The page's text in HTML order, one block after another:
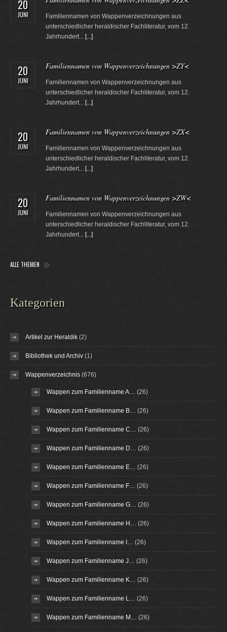
20
JUNI
Familiennamen von Wappenverzeichnungen aus
unterschiedlicher heraldischer Fachliteratur, vom 12.
Jahrhundert... [...]
20
JUNI
Familiennamen von Wappenverzeichnungen >ZY<
Familiennamen von Wappenverzeichnungen aus
unterschiedlicher heraldischer Fachliteratur, vom 12.
Jahrhundert... [...]
20
JUNI
Familiennamen von Wappenverzeichnungen >ZX<
Familiennamen von Wappenverzeichnungen aus
unterschiedlicher heraldischer Fachliteratur, vom 12.
Jahrhundert... [...]
20
JUNI
Familiennamen von Wappenverzeichnungen >ZW<
Familiennamen von Wappenverzeichnungen aus
unterschiedlicher heraldischer Fachliteratur, vom 12.
Jahrhundert... [...]
ALLE THEMEN
Kategorien
Artikel zur Heraldik (2)
Bibliothek und Archiv (1)
Wappenverzeichnis (676)
Wappen zum Familienname A… (26)
Wappen zum Familienname B… (26)
Wappen zum Familienname C… (26)
Wappen zum Familienname D… (26)
Wappen zum Familienname E… (26)
Wappen zum Familienname F… (26)
Wappen zum Familienname G… (26)
Wappen zum Familienname H… (26)
Wappen zum Familienname I… (26)
Wappen zum Familienname J… (26)
Wappen zum Familienname K… (26)
Wappen zum Familienname L… (26)
Wappen zum Familienname M… (26)